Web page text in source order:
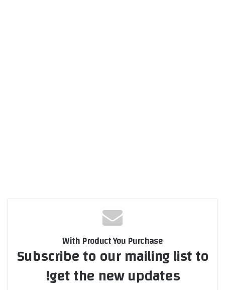
With Product You Purchase
Subscribe to our mailing list to
get the new updates!